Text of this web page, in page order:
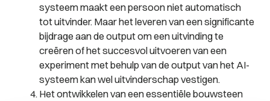
systeem maakt een persoon niet automatisch
tot uitvinder. Maar het leveren van een significante
bijdrage aan de output om een uitvinding te
creëren of het succesvol uitvoeren van een
experiment met behulp van de output van het AI-
systeem kan wel uitvinderschap vestigen.
Het ontwikkelen van een essentiële bouwsteen